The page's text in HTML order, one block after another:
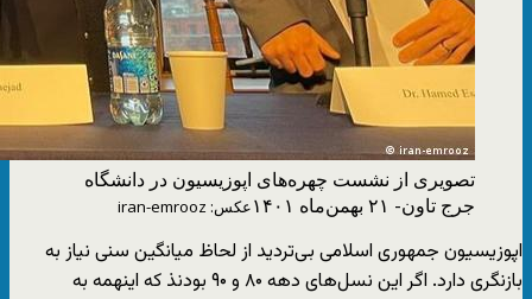
تصویری از نشست چهره‌های اپوزیسیون در دانشگاه
جرج تاون- ۲۱ بهمن‌ماه ۱۴۰۱
عکس: iran-emrooz
اپوزیسیون جمهوری اسلامی بی‌تردید از لحاظ میانگین سنی نیاز به
بازنگری دارد. اگر این نسل‌های دهه ۸۰ و ۹۰ بودنذ که اینهمه به